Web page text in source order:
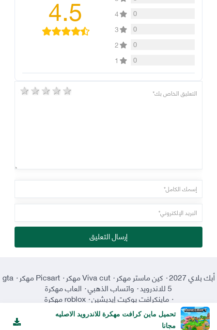
0
4
0
3
0
2
0
1
5 stars 4 stars 3 stars 2 stars 1 star
إرسال التعليق
تحميل ماين كرافت مهكرة للاندرويد الاصليه
مجانا
أبك بلاي 2027 · كين ماستر مهكر·Viva cut مهكر ·Picsart مهكر ·
gta
5 للاندرويد ·واتساب الذهبي· العاب مهكرة
·ماينكرافت بوكيت إيديشين·roblox مهكرة